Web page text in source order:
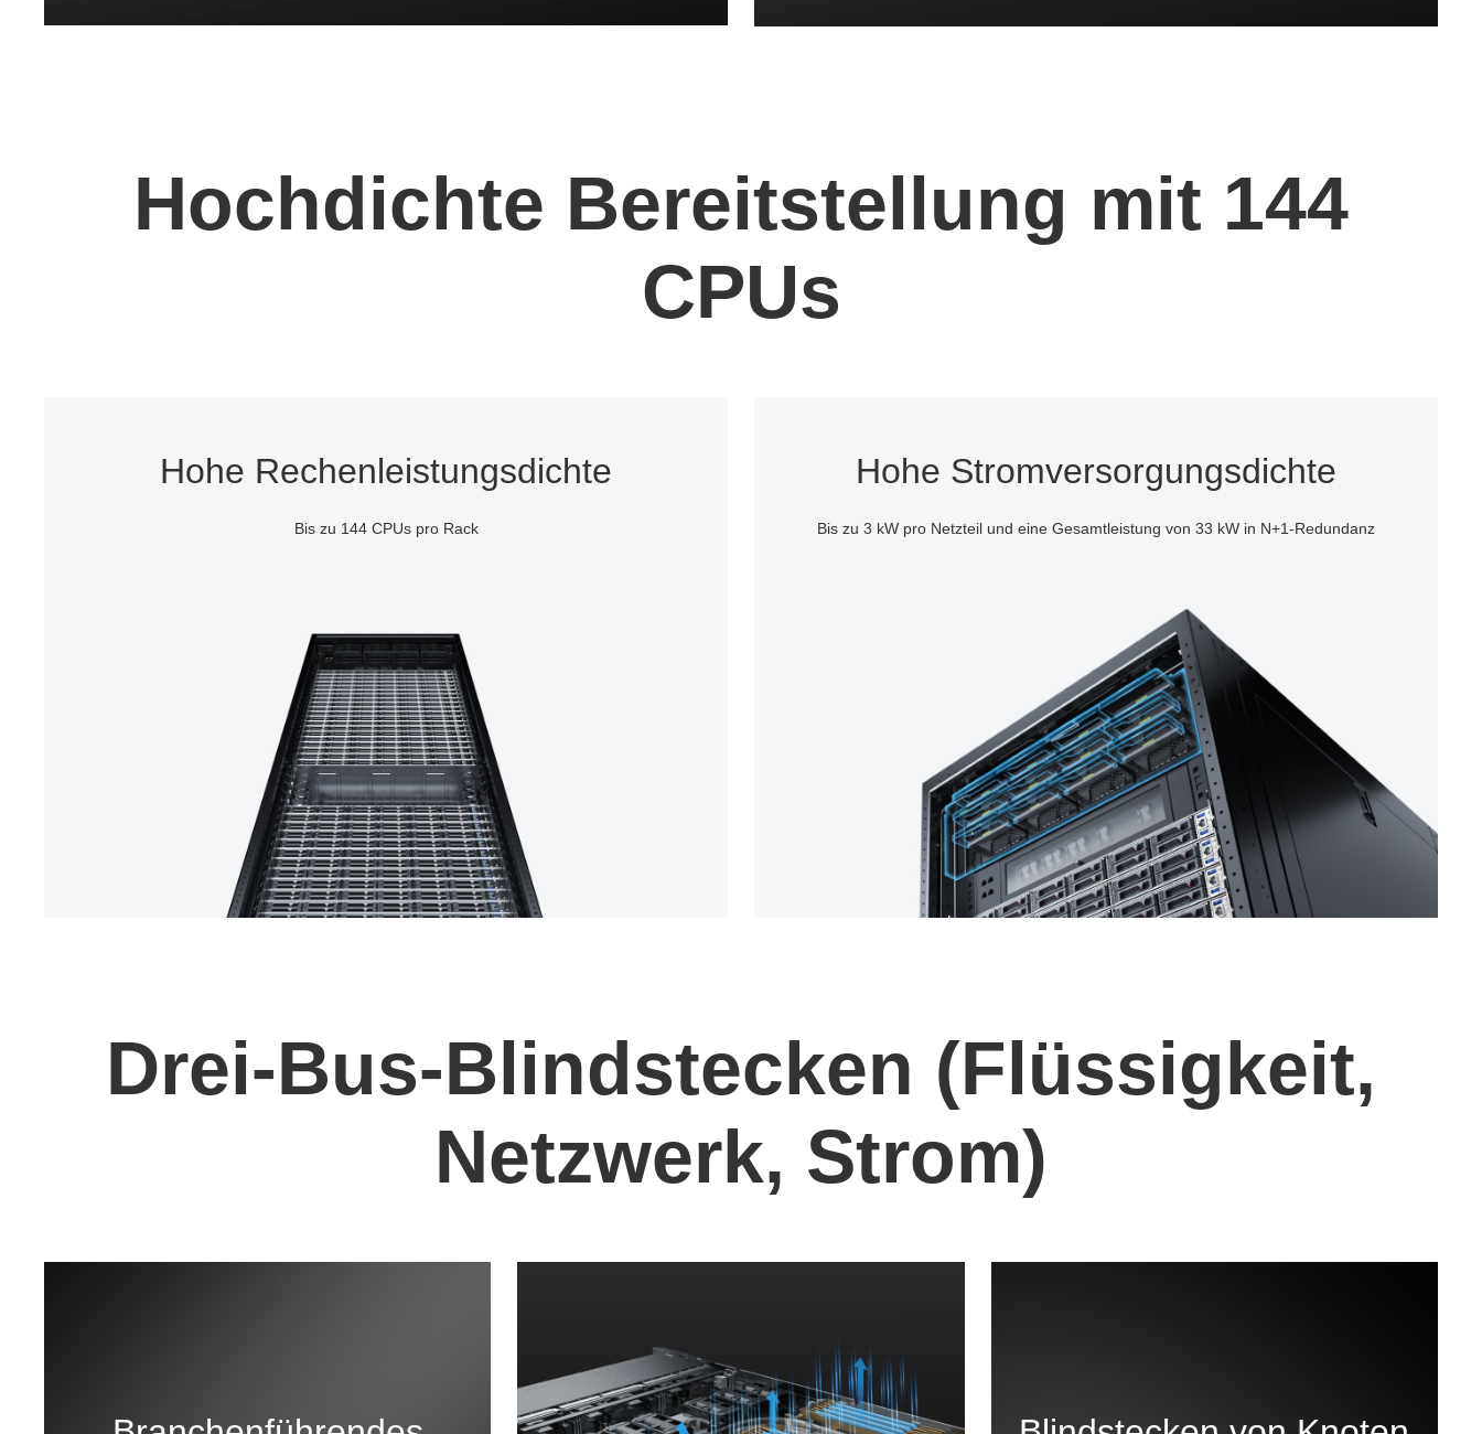
Hochdichte Bereitstellung mit 144
CPUs
Hohe Rechenleistungsdichte
Bis zu 144 CPUs pro Rack
Hohe Stromversorgungsdichte
Bis zu 3 kW pro Netzteil und eine Gesamtleistung von 33 kW in N+1-Redundanz
Drei-Bus-Blindstecken (Flüssigkeit,
Netzwerk, Strom)